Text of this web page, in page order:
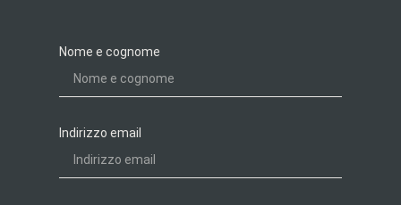
Nome e cognome
Indirizzo email